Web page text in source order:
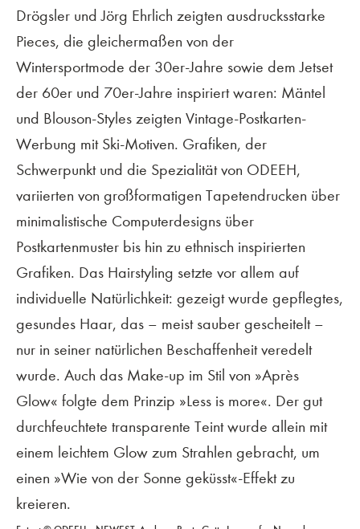
Drögsler und Jörg Ehrlich zeigten ausdrucksstarke
Pieces, die gleichermaßen von der
Wintersportmode der 30er-Jahre sowie dem Jetset
der 60er und 70er-Jahre inspiriert waren: Mäntel
und Blouson-Styles zeigten Vintage-Postkarten-
Werbung mit Ski-Motiven. Grafiken, der
Schwerpunkt und die Spezialität von ODEEH,
variierten von großformatigen Tapetendrucken über
minimalistische Computerdesigns über
Postkartenmuster bis hin zu ethnisch inspirierten
Grafiken. Das Hairstyling setzte vor allem auf
individuelle Natürlichkeit: gezeigt wurde gepflegtes,
gesundes Haar, das – meist sauber gescheitelt –
nur in seiner natürlichen Beschaffenheit veredelt
wurde. Auch das Make-up im Stil von »Après
Glow« folgte dem Prinzip »Less is more«. Der gut
durchfeuchtete transparente Teint wurde allein mit
einem leichtem Glow zum Strahlen gebracht, um
einen »Wie von der Sonne geküsst«-Effekt zu
kreieren.